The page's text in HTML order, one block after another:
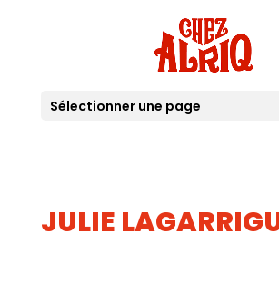
Sélectionner une page
JULIE